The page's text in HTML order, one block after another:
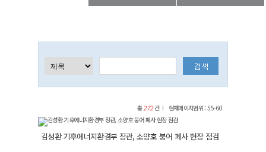
총272건 현재페이지범위 : 55-60
김성환 기후에너지환경부 장관, 소양호 붕어 폐사 현장 점검